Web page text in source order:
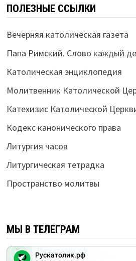
ПОЛЕЗНЫЕ ССЫЛКИ
Вечерняя католическая газета
Папа Римский. Слово каждый
Католическая энциклопедия
Молитвенник Католической
Катехизис Католической
Кодекс канонического права
Литургия часов
Литургическая тетрадка
Пространство молитвы
МЫ В ТЕЛЕГРАМ